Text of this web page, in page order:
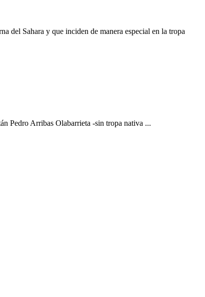
del Sahara y que inciden de manera especial en la tropa
Pedro Arribas Olabarrieta -sin tropa nativa ...